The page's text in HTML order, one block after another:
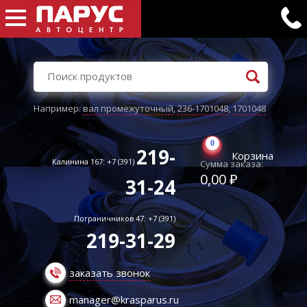
Например:вал промежуточный,236-1701048,1701048
Калинина 167: +7 (391) 219-
31-24
Пограничников 47: +7 (391)
219-31-29
заказать звонок
manager@krasparus.ru
0
Корзина
Сумма заказа:
0,00 ₽